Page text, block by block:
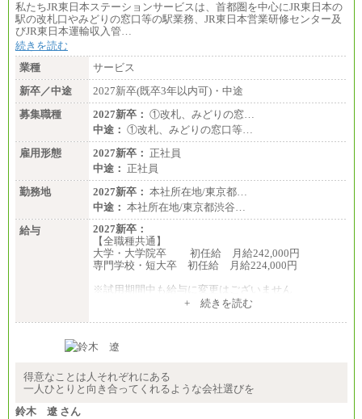
私たちJR東日本ステーションサービスは、首都圏を中心にJR東日本の
駅の改札口やみどりの窓口等の駅業務、JR東日本営業研修センター及
びJR東日本運輸収入管…
続きを読む
業種
サービス
新卒／中途
2027新卒(既卒3年以内可)・中途
募集職種
2027新卒： ①改札、みどりの窓…
中途： ①改札、みどりの窓口等…
雇用形態
2027新卒： 正社員
中途： 正社員
勤務地
2027新卒： 本社所在地/東京都…
中途： 本社所在地/東京都渋谷…
給与
2027新卒：
【全職種共通】
大学・大学院卒 初任給 月給242,000円
専門学校・短大卒 初任給 月給224,000円
※試用期間中も給与に変更はございません
大学・大学院卒 初任給 月給242,000円
最終学歴に応じ、上記新卒給与（高卒の場合は、月
して算定した調整手当を加算した額
※試用期間中も給与に変更はございません
+ 続きを読む
得意なことは人それぞれにある
一人ひとりと向き合ってくれるような会社選びを
鈴木 遼 さん